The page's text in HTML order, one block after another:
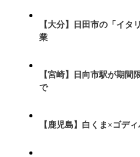
【大分】日田市の「イタ
業
【宮崎】日向市駅が期間
で
【鹿児島】白くま×ゴデ